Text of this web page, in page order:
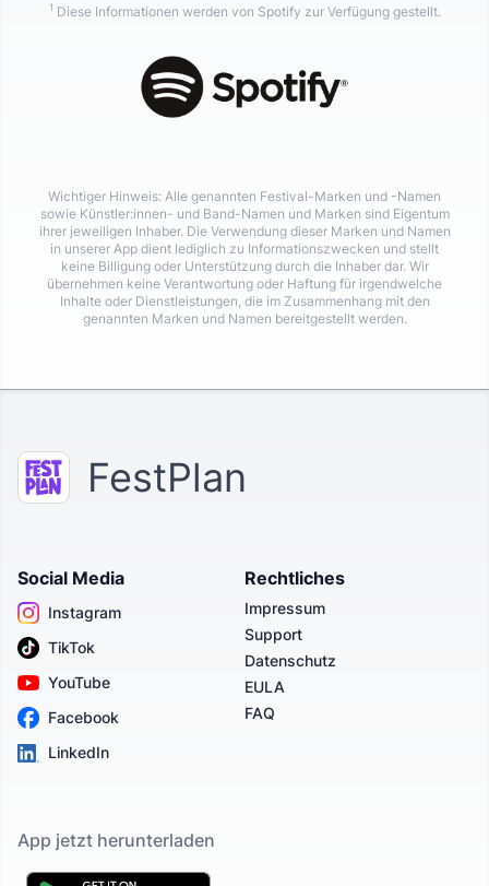
1 Diese Informationen werden von Spotify zur Verfügung gestellt.
Wichtiger Hinweis: Alle genannten Festival-Marken und -Namen
sowie Künstler:innen- und Band-Namen und Marken sind Eigentum
ihrer jeweiligen Inhaber. Die Verwendung dieser Marken und Namen
in unserer App dient lediglich zu Informationszwecken und stellt
keine Billigung oder Unterstützung durch die Inhaber dar. Wir
übernehmen keine Verantwortung oder Haftung für irgendwelche
Inhalte oder Dienstleistungen, die im Zusammenhang mit den
genannten Marken und Namen bereitgestellt werden.
FestPlan
Social Media
Instagram
TikTok
YouTube
Facebook
LinkedIn
Rechtliches
Impressum
Support
Datenschutz
EULA
FAQ
App jetzt herunterladen